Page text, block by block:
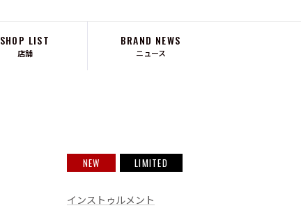
SHOP LIST
店舗
BRAND NEWS
ニュース
NEW LIMITED
インストゥルメント